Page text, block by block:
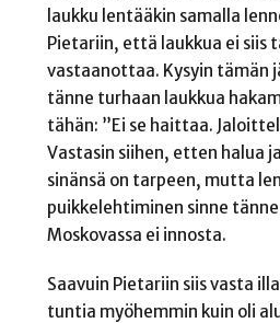
laukku lentääkin samalla
Pietariin, että laukkua ei siis
vastaanottaa. Kysyin tämän
tänne turhaan laukkua
tähän: ”Ei se haittaa.
Vastasin siihen, etten halua
sinänsä on tarpeen, mutta
puikkelehtiminen sinne
Moskovassa ei innosta.
Saavuin Pietariin siis vasta
tuntia myöhemmin kuin oli